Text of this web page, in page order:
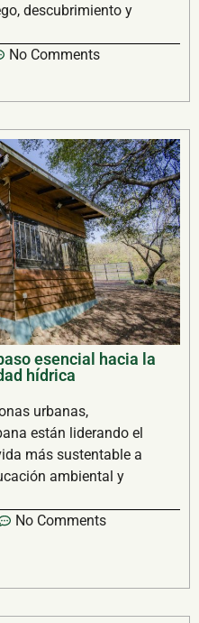
descubrimiento y
No Comments
esencial hacia la
hídrica
urbanas,
están liderando el
más sustentable a
ambiental y
No Comments